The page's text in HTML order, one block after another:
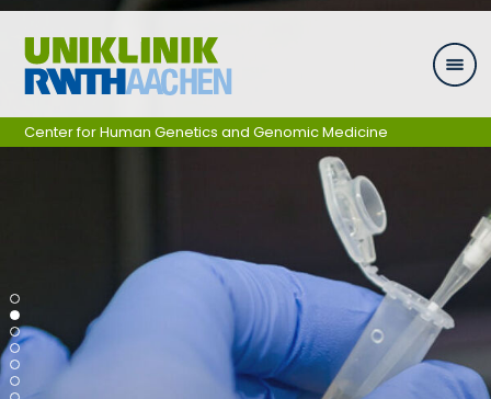
Skip navigation
Center for Human Genetics and Genomic Medicine